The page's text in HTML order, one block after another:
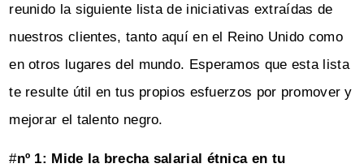
reunido la siguiente lista de iniciativas extraídas de
nuestros clientes, tanto aquí en el Reino Unido como
en otros lugares del mundo. Esperamos que esta lista
te resulte útil en tus propios esfuerzos por promover y
mejorar el talento negro.
#nº 1: Mide la brecha salarial étnica en tu